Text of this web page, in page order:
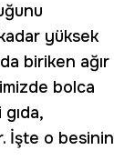
yüksek
biriken ağır
bolca
İşte o besinin